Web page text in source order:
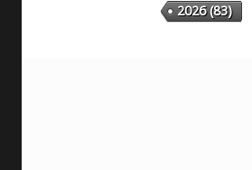
2026(83)